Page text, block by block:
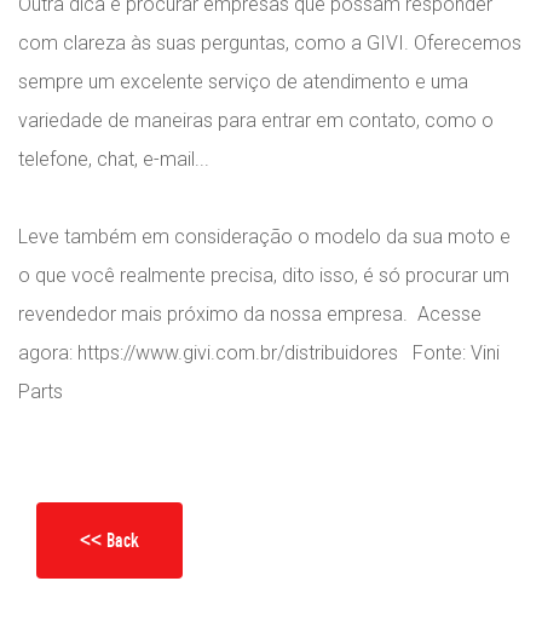
Outra dica é procurar empresas que possam responder
com clareza às suas perguntas, como a GIVI. Oferecemos
sempre um excelente serviço de atendimento e uma
variedade de maneiras para entrar em contato, como o
telefone, chat, e-mail...
Leve também em consideração o modelo da sua moto e
o que você realmente precisa, dito isso, é só procurar um
revendedor mais próximo da nossa empresa. Acesse
agora: https://www.givi.com.br/distribuidores Fonte: Vini
Parts
<< Back